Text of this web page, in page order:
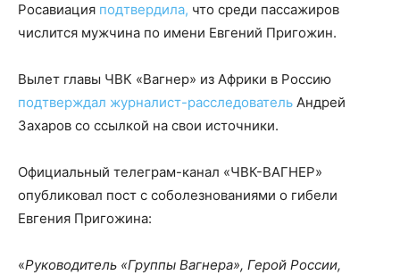
Росавиация подтвердила, что среди пассажиров
числится мужчина по имени Евгений Пригожин.
Вылет главы ЧВК «Вагнер» из Африки в Россию
подтверждал журналист-расследователь Андрей
Захаров со ссылкой на свои источники.
Официальный телеграм-канал «ЧВК-ВАГНЕР»
опубликовал пост с соболезнованиями о гибели
Евгения Пригожина:
«Руководитель «Группы Вагнера», Герой России,